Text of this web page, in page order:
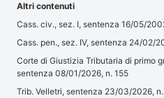
Altri contenuti
Cass. civ., sez. I, sentenza 16/05/
Cass. pen., sez. IV, sentenza 24/02/
Corte di Giustizia Tributaria di primo
sentenza 08/01/2026, n. 155
Trib. Velletri, sentenza 23/03/2026,